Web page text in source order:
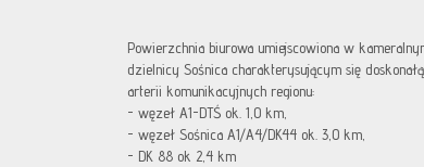
Powierzchnia biurowa umiejscowiona w
dzielnicy Sośnica charakterysującym się
arterii komunikacyjnych regionu:
- węzeł A1-DTŚ ok. 1,0 km,
- węzeł Sośnica A1/A4/DK44 ok. 3,0 km,
- DK 88 ok 2,4 km